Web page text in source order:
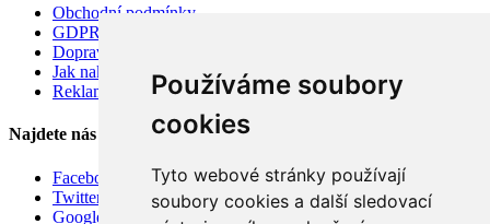
Používáme soubory
cookies
Tyto webové stránky používají
soubory cookies a další sledovací
Obchodní podmínky
GDPR
Doprava
Jak nakupovat
Reklamace
Najdete nás
Facebook
Twitter
Google